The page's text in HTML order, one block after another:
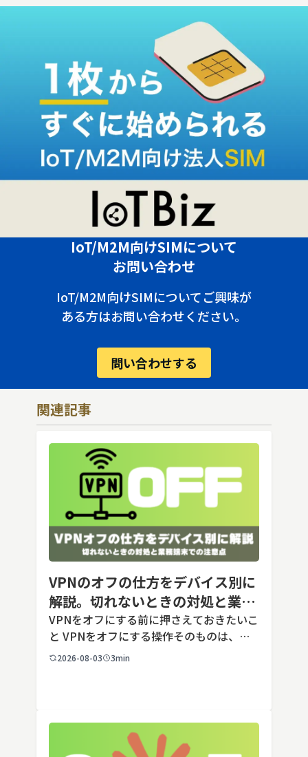
IoT/M2M向けSIMについて
お問い合わせ
IoT/M2M向けSIMについてご興味が
ある方はお問い合わせください。
問い合わせする
関連記事
VPNのオフの仕方をデバイス別に
解説。切れないときの対処と業務
端末での注意点
VPNをオフにする前に押さえておきたいこ
と VPNをオフにする操作そのものは、ど
の端末でも数タップから数クリックで完了
2026-08-03 3min